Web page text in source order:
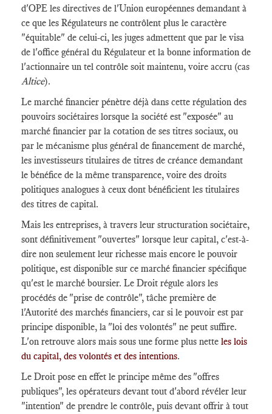
d'OPE les directives de l'Union européennes demandant à
ce que les Régulateurs ne contrôlent plus le caractère
"équitable" de celui-ci, les juges admettent que par le visa
de l'office général du Régulateur et la bonne information de
l'actionnaire un tel contrôle soit maintenu, voire accru (cas
Altice).
Le marché financier pénètre déjà dans cette régulation des
pouvoirs sociétaires lorsque la société est "exposée" au
marché financier par la cotation de ses titres sociaux, ou
par le mécanisme plus général de financement de marché,
les investisseurs titulaires de titres de créance demandant
le bénéfice de la même transparence, voire des droits
politiques analogues à ceux dont bénéficient les titulaires
des titres de capital.
Mais les entreprises, à travers leur structuration sociétaire,
sont définitivement "ouvertes" lorsque leur capital, c'est-à-
dire non seulement leur richesse mais encore le pouvoir
politique, est disponible sur ce marché financier spécifique
qu'est le marché boursier. Le Droit régule alors les
procédés de "prise de contrôle", tâche première de
l'Autorité des marchés financiers, car si le pouvoir est par
principe disponible, la "loi des volontés" ne peut suffire.
L'on retrouve alors mais sous une forme plus nette les lois
du capital, des volontés et des intentions.
Le Droit pose en effet le principe même des "offres
publiques", les opérateurs devant tout d'abord révéler leur
"intention" de prendre le contrôle, puis devant offrir à tout